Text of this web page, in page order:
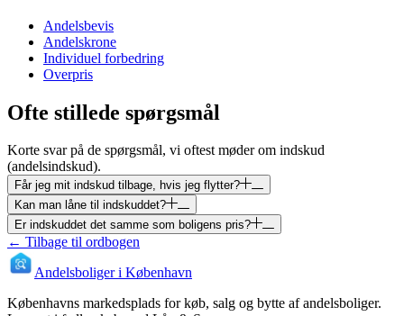
Andelsbevis
Andelskrone
Individuel forbedring
Overpris
Ofte stillede spørgsmål
Korte svar på de spørgsmål, vi oftest møder om indskud
(andelsindskud).
Får jeg mit indskud tilbage, hvis jeg flytter?
Kan man låne til indskuddet?
Er indskuddet det samme som boligens pris?
← Tilbage til ordbogen
Andelsboliger i København
Københavns markedsplads for køb, salg og bytte af andelsboliger.